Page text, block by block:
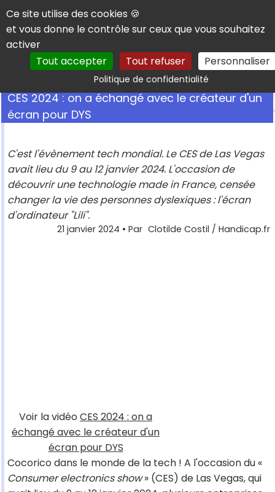
Panneau de gestion des cookies
Ce site utilise des cookies 🍪
et vous donne le contrôle sur ceux que vous souhaitez
activer
Tout accepter
Tout refuser Personnaliser
Politique de confidentialitéRechercher
CES 2024 : on a échangé avec le créateur d'un
écran pour DYS
C'est l'évènement tech mondial. Le CES de Las Vegas
avait lieu du 9 au 12 janvier 2024. L'occasion de
découvrir une technologie made in France, censée
changer la vie des personnes dyslexiques : l'écran
d'ordinateur "Lili".
21 janvier 2024 • Par Clotilde Costil / Handicap.fr
Voir la vidéo CES 2024 : on a
échangé avec le créateur d'un
écran pour DYS
Cocorico dans le monde de la tech ! A l'occasion du «
Consumer electronics show» (CES) de Las Vegas, qui